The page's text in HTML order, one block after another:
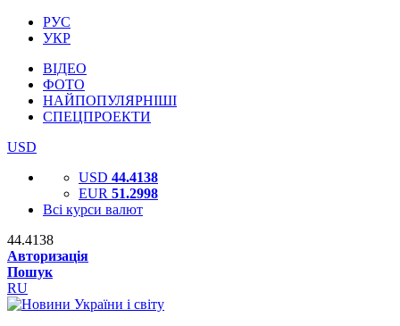
РУС
УКР
ВІДЕО
ФОТО
НАЙПОПУЛЯРНІШІ
СПЕЦПРОЕКТИ
USD
USD 44.4138
EUR 51.2998
Всі курси валют
44.4138
Авторизація
Пошук
RU